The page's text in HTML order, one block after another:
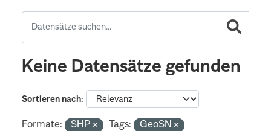
Keine Datensätze gefunden
Sortieren nach
Formate: SHP Tags:
GeoSN